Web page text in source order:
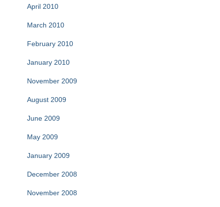
April 2010
March 2010
February 2010
January 2010
November 2009
August 2009
June 2009
May 2009
January 2009
December 2008
November 2008